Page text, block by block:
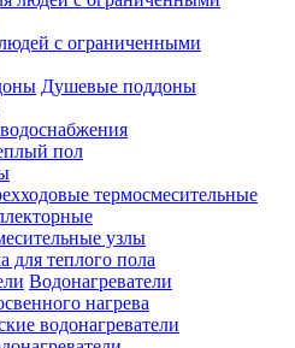
с ограниченными
Душевые поддоны
пол
термосмесительные
узлы
для теплого пола
Водонагреватели
нагрева
водонагреватели